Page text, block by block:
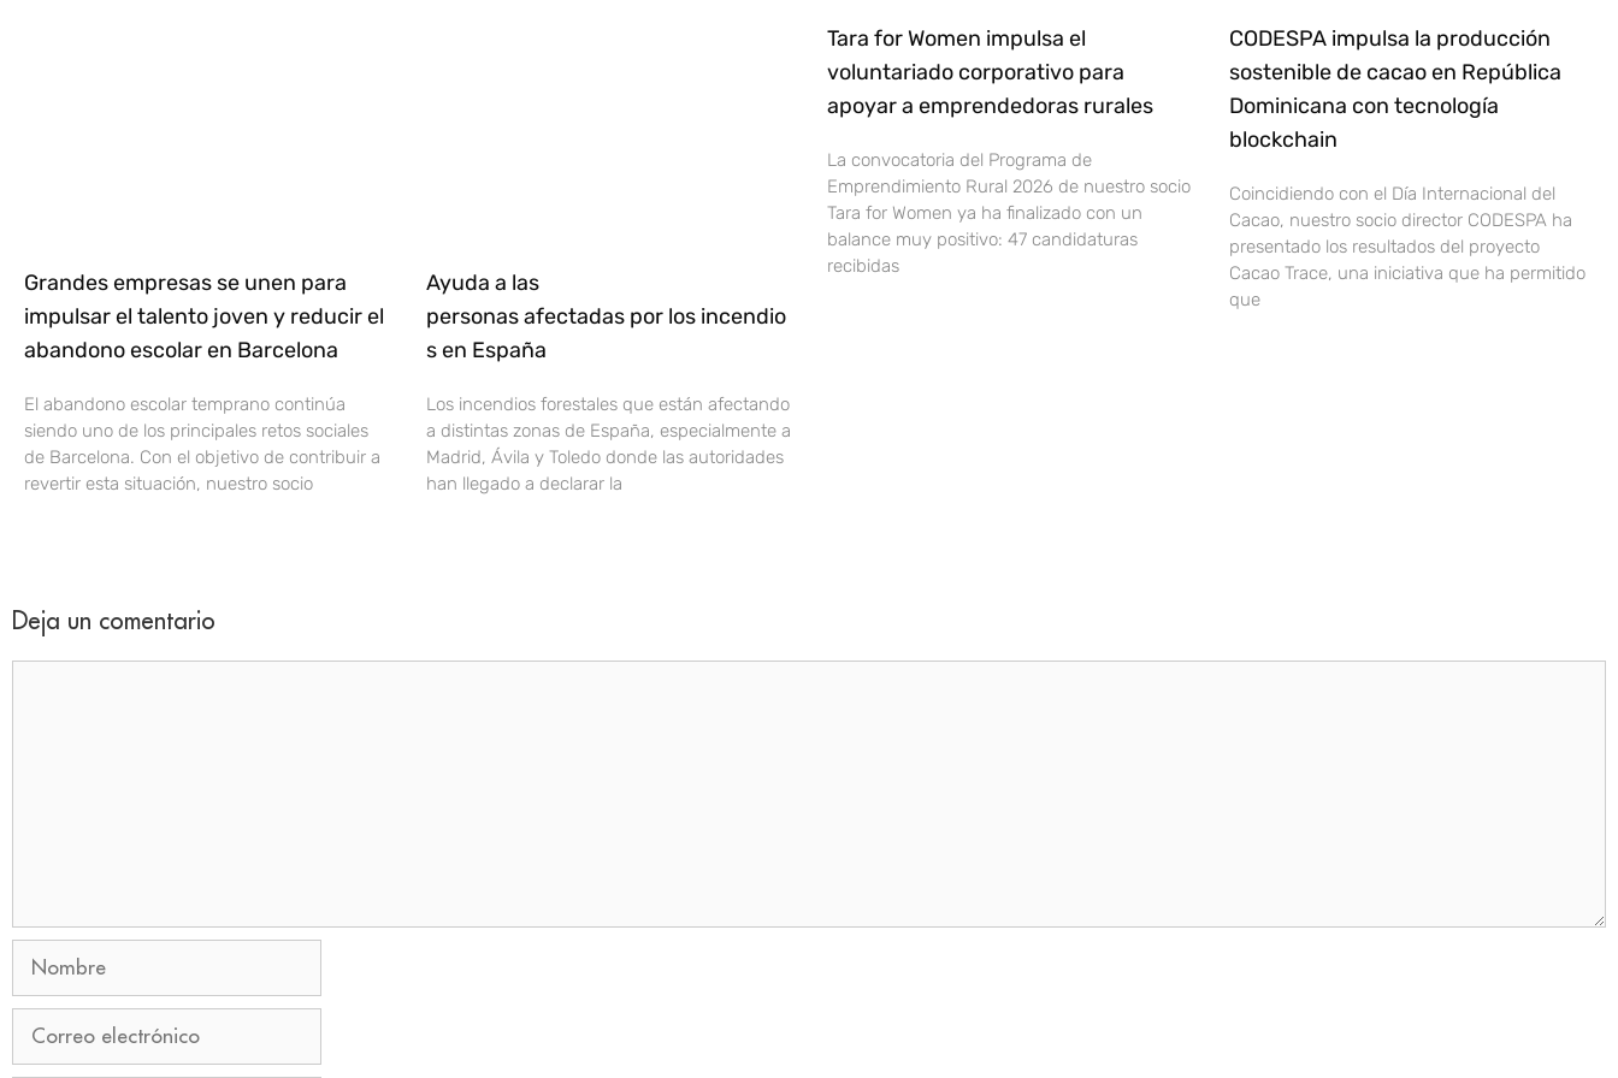
Grandes empresas se unen para
impulsar el talento joven y reducir el
abandono escolar en Barcelona
El abandono escolar temprano continúa
siendo uno de los principales retos sociales
de Barcelona. Con el objetivo de contribuir a
revertir esta situación, nuestro socio
Ayuda a las
personas afectadas por los incendio
s en España
Los incendios forestales que están afectando
a distintas zonas de España, especialmente a
Madrid, Ávila y Toledo donde las autoridades
han llegado a declarar la
Tara for Women impulsa el
voluntariado corporativo para
apoyar a emprendedoras rurales
La convocatoria del Programa de
Emprendimiento Rural 2026 de nuestro socio
Tara for Women ya ha finalizado con un
balance muy positivo: 47 candidaturas
recibidas
CODESPA impulsa la producción
sostenible de cacao en República
Dominicana con tecnología
blockchain
Coincidiendo con el Día Internacional del
Cacao, nuestro socio director CODESPA ha
presentado los resultados del proyecto
Cacao Trace, una iniciativa que ha permitido
que
Deja un comentario